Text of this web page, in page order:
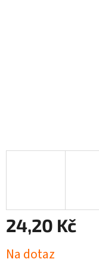
24,20 Kč
cena:
Na dotaz